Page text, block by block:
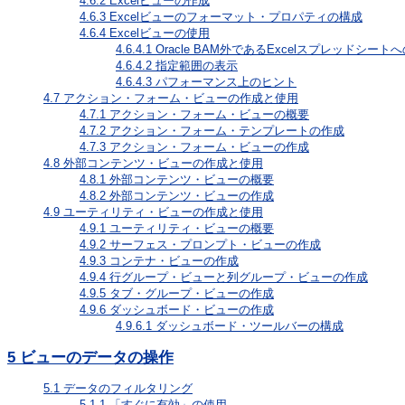
4.6.3 Excelビューのフォーマット・プロパティの構成
4.6.4 Excelビューの使用
4.6.4.1 Oracle BAM外であるExcelスプレッドシートへ
4.6.4.2 指定範囲の表示
4.6.4.3 パフォーマンス上のヒント
4.7 アクション・フォーム・ビューの作成と使用
4.7.1 アクション・フォーム・ビューの概要
4.7.2 アクション・フォーム・テンプレートの作成
4.7.3 アクション・フォーム・ビューの作成
4.8 外部コンテンツ・ビューの作成と使用
4.8.1 外部コンテンツ・ビューの概要
4.8.2 外部コンテンツ・ビューの作成
4.9 ユーティリティ・ビューの作成と使用
4.9.1 ユーティリティ・ビューの概要
4.9.2 サーフェス・プロンプト・ビューの作成
4.9.3 コンテナ・ビューの作成
4.9.4 行グループ・ビューと列グループ・ビューの作成
4.9.5 タブ・グループ・ビューの作成
4.9.6 ダッシュボード・ビューの作成
4.9.6.1 ダッシュボード・ツールバーの構成
5 ビューのデータの操作
5.1 データのフィルタリング